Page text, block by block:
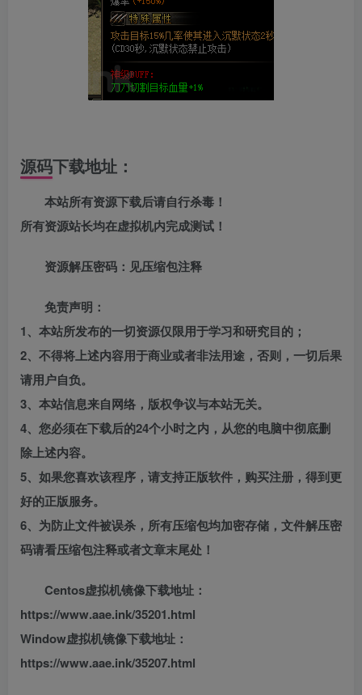
源码下载地址：
本站所有资源下载后请自行杀毒！
所有资源站长均在虚拟机内完成测试！
资源解压密码：见压缩包注释
免责声明：
1、本站所发布的一切资源仅限用于学习和研究目的；
2、不得将上述内容用于商业或者非法用途，否则，一切后果
请用户自负。
3、本站信息来自网络，版权争议与本站无关。
4、您必须在下载后的24个小时之内，从您的电脑中彻底删
除上述内容。
5、如果您喜欢该程序，请支持正版软件，购买注册，得到更
好的正版服务。
6、为防止文件被误杀，所有压缩包均加密存储，文件解压密
码请看压缩包注释或者文章末尾处！
Centos虚拟机镜像下载地址：
https://www.aae.ink/35201.html
Window虚拟机镜像下载地址：
https://www.aae.ink/35207.html